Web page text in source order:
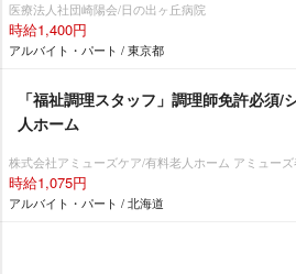
医療法人社団崎陽会/日の出ヶ丘病院
時給1,400円
アルバイト・パート / 東京都
「福祉調理スタッフ」調理師免許必須/
人ホーム
株式会社アミューズケア/有料老人ホーム アミュー
時給1,075円
アルバイト・パート / 北海道